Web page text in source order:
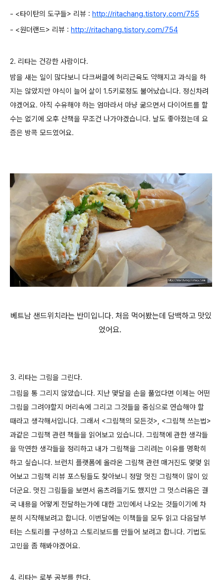
- <타이탄의 도구들> 리뷰 : http://ritachang.tistory.com/755
- <원더랜드> 리뷰 : http://ritachang.tistory.com/754
2. 리타는 건강한 사람이다.
밤을 새는 일이 많다보니 다크써클에 허리근육도 약해지고 과식을 하
지는 않았지만 야식이 늘어 살이 1.5키로정도 불어났습니다. 정신차려
야겠어요. 아직 수유해야 하는 엄마라서 마냥 굶으면서 다이어트를 할
수는 없기에 오후 산책을 무조건 나가야겠습니다. 날도 좋아졌는데 요
즘은 방콕 모드였어요.
베트남 샌드위치라는 반미입니다. 처음 먹어봤는데 담백하고 맛있
었어요.
3. 리타는 그림을 그린다.
그림을 통 그리지 않았습니다. 지난 몇달을 손을 풀었다면 이제는 어떤
그림을 그려야할지 머리속에 그리고 그것들을 중심으로 연습해야 할
때라고 생각해서입니다. 그래서 <그림책의 모든것>, <그림책 쓰는법>
과같은 그림책 관련 책들을 읽어보고 있습니다. 그림책에 관한 생각들
을 막연한 생각들을 정리하고 내가 그림책을 그리려는 이유를 명확히
하고 싶습니다. 브런치 플랫폼에 올라온 그림책 관련 매거진도 몇몇 읽
어보고 그림책 리뷰 포스팅들도 찾아보니 정말 멋진 그림책이 많이 있
더군요. 멋진 그림들을 보면서 움츠려들기도 했지만 그 멋스러움은 결
국 내용을 어떻게 전달하는가에 대한 고민에서 나오는 것들이기에 차
분히 시작해보려고 합니다. 이번달에는 이책들을 모두 읽고 다음달부
터는 스토리를 구성하고 스토리보드를 만들어 보려고 합니다. 기법도
고민을 좀 해봐야겠어요.
4. 리타는 로봇 공부를 한다.